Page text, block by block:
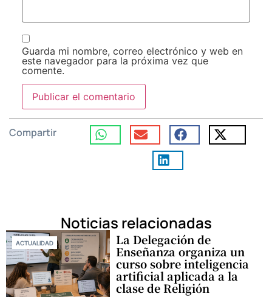
Guarda mi nombre, correo electrónico y web en
este navegador para la próxima vez que
comente.
Compartir
Noticias relacionadas
ACTUALIDAD La Delegación de
Enseñanza organiza un
curso sobre inteligencia
artificial aplicada a la
clase de Religión